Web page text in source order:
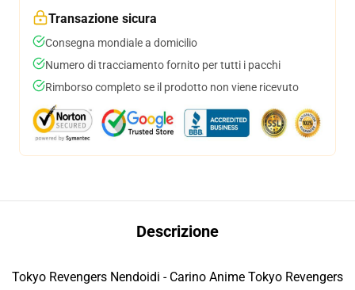
Transazione sicura
Consegna mondiale a domicilio
Numero di tracciamento fornito per tutti i pacchi
Rimborso completo se il prodotto non viene ricevuto
Descrizione
Tokyo Revengers Nendoidi - Carino Anime Tokyo Revengers